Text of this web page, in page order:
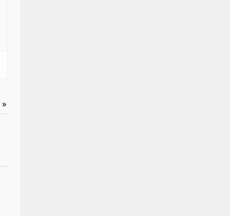
»